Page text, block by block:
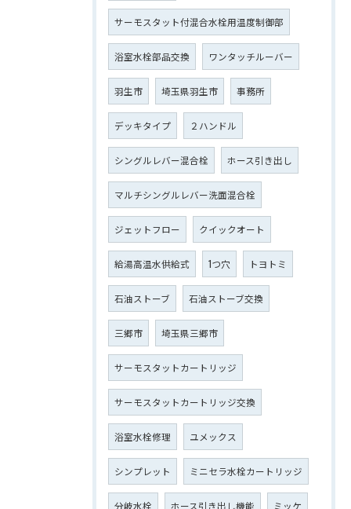
サーモスタット付混合水栓用温度制御部
浴室水栓部品交換 ワンタッチルーバー
羽生市 埼玉県羽生市 事務所
デッキタイプ ２ハンドル
シングルレバー混合栓 ホース引き出し
マルチシングルレバー洗面混合栓
ジェットフロー クイックオート
給湯高温水供給式 1つ穴 トヨトミ
石油ストーブ 石油ストーブ交換
三郷市 埼玉県三郷市
サーモスタットカートリッジ
サーモスタットカートリッジ交換
浴室水栓修理 ユメックス
シンプレット ミニセラ水栓カートリッジ
分岐水栓 ホース引き出し機能 ミッケ